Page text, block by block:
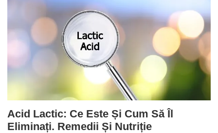
Acid Lactic: Ce Este Și Cum Să Îl
Eliminați. Remedii Și Nutriție